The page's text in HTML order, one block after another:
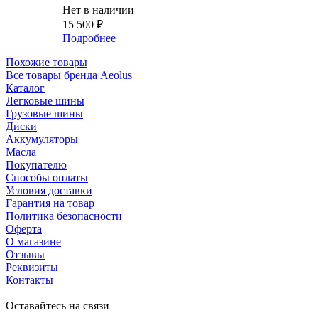
Нет в наличии
15 500 ₽
Подробнее
Похожие товары
Все товары бренда Aeolus
Каталог
Легковые шины
Грузовые шины
Диски
Аккумуляторы
Масла
Покупателю
Способы оплаты
Условия доставки
Гарантия на товар
Политика безопасности
Оферта
О магазине
Отзывы
Реквизиты
Контакты
Оставайтесь на связи